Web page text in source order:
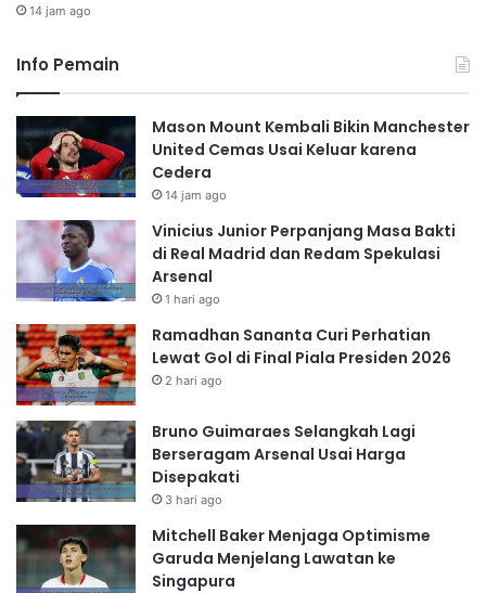
14 jam ago
Info Pemain
Mason Mount Kembali Bikin Manchester
United Cemas Usai Keluar karena
Cedera
14 jam ago
Vinicius Junior Perpanjang Masa Bakti
di Real Madrid dan Redam Spekulasi
Arsenal
1 hari ago
Ramadhan Sananta Curi Perhatian
Lewat Gol di Final Piala Presiden 2026
2 hari ago
Bruno Guimaraes Selangkah Lagi
Berseragam Arsenal Usai Harga
Disepakati
3 hari ago
Mitchell Baker Menjaga Optimisme
Garuda Menjelang Lawatan ke
Singapura